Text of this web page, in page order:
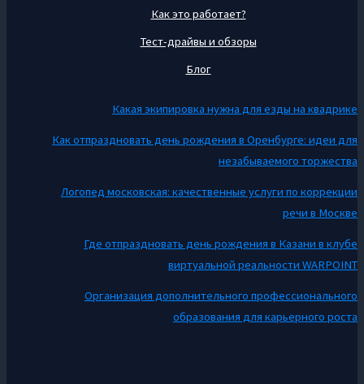
Как это работает?
Тест-драйвы и обзоры
Блог
Какая экипировка нужна для езды на квадрике
Как отпраздновать день рождения в Оренбурге: идеи для
незабываемого торжества
Логопед московская: качественные услуги по коррекции
речи в Москве
Где отпраздновать день рождения в Казани в клубе
виртуальной реальности WARPOINT
Организация дополнительного профессионального
образования для карьерного роста